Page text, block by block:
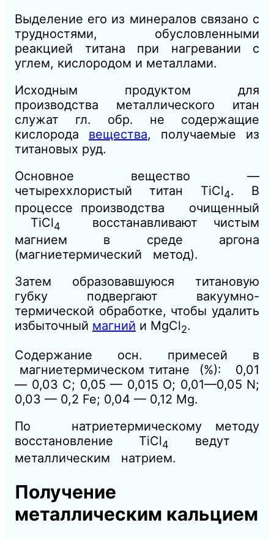
Выделение его из минералов связано с
трудностями, обусловленными
реакцией титана при нагревании с
углем, кислородом и металлами.
Исходным продуктом для
производства металлического итан
служат гл. обр. не содержащие
кислорода вещества, получаемые из
титановых руд.
Основное вещество —
четыреххлористый титан TiCl4. В
процессе производства очищенный
TiCl4
восстанавливают чистым
магнием в среде аргона
(магниетермический метод).
Затем образовавшуюся титановую
губку подвергают вакуумно-
термической обработке, чтобы удалить
избыточный магний и MgCl2.
Содержание осн. примесей в
магниетермическом титане (%): 0,01
— 0,03 С; 0,05 — 0,015 О; 0,01—0,05 N;
0,03 — 0,2 Fe; 0,04 — 0,12 Mg.
По натриетермическому методу
восстановление TiCl4
ведут
металлическим натрием.
Получение
металлическим кальцием